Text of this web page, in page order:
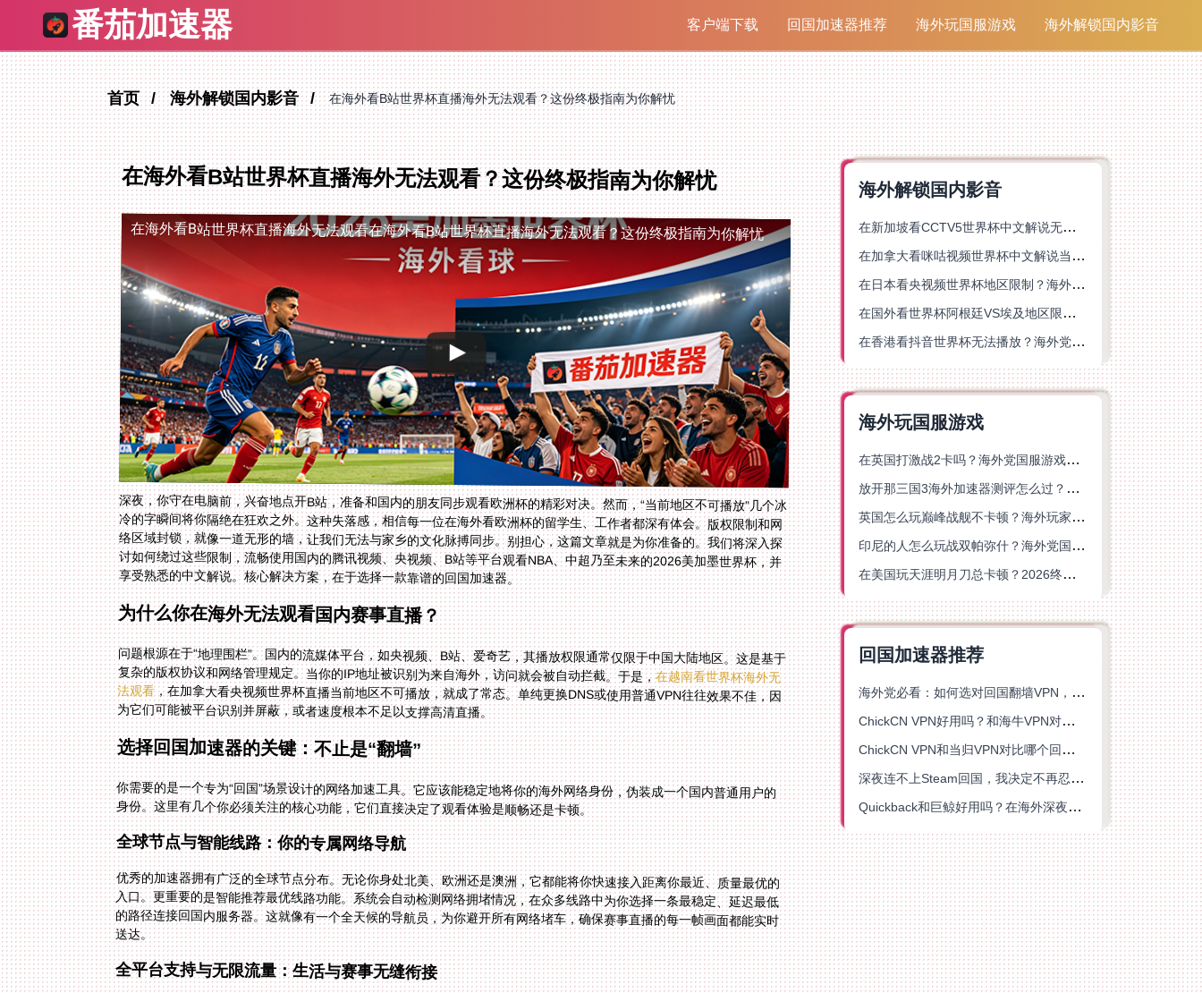
番茄加速器 客户端下载 回国加速器推荐 海外玩国服游戏 海外解锁国内影音
首页 海外解锁国内影音 在海外看B站世界杯直播海外无法观看？这份终极指南为你解忧
在海外看B站世界杯直播海外无法观看？这份终极指南为你解忧
在海外看B站世界杯直播海外无法观看在海外看B站世界杯直播海外无法观看？这份终极指南为你解忧
深夜，你守在电脑前，兴奋地点开B站，准备和国内的朋友同步观看欧洲杯的精彩对决。然而，“当前地区不可播放”几个冰
冷的字瞬间将你隔绝在狂欢之外。这种失落感，相信每一位在海外看欧洲杯的留学生、工作者都深有体会。版权限制和网
络区域封锁，就像一道无形的墙，让我们无法与家乡的文化脉搏同步。别担心，这篇文章就是为你准备的。我们将深入探
讨如何绕过这些限制，流畅使用国内的腾讯视频、央视频、B站等平台观看NBA、中超乃至未来的2026美加墨世界杯，并
享受熟悉的中文解说。核心解决方案，在于选择一款靠谱的回国加速器。
为什么你在海外无法观看国内赛事直播？
问题根源在于“地理围栏”。国内的流媒体平台，如央视频、B站、爱奇艺，其播放权限通常仅限于中国大陆地区。这是基于
复杂的版权协议和网络管理规定。当你的IP地址被识别为来自海外，访问就会被自动拦截。于是，在越南看世界杯海外无
法观看，在加拿大看央视频世界杯直播当前地区不可播放，就成了常态。单纯更换DNS或使用普通VPN往往效果不佳，因
为它们可能被平台识别并屏蔽，或者速度根本不足以支撑高清直播。
选择回国加速器的关键：不止是“翻墙”
你需要的是一个专为“回国”场景设计的网络加速工具。它应该能稳定地将你的海外网络身份，伪装成一个国内普通用户的
身份。这里有几个你必须关注的核心功能，它们直接决定了观看体验是顺畅还是卡顿。
全球节点与智能线路：你的专属网络导航
优秀的加速器拥有广泛的全球节点分布。无论你身处北美、欧洲还是澳洲，它都能将你快速接入距离你最近、质量最优的
入口。更重要的是智能推荐最优线路功能。系统会自动检测网络拥堵情况，在众多线路中为你选择一条最稳定、延迟最低
的路径连接回国内服务器。这就像有一个全天候的导航员，为你避开所有网络堵车，确保赛事直播的每一帧画面都能实时
送达。
全平台支持与无限流量：生活与赛事无缝衔接
海外解锁国内影音
在新加坡看CCTV5世界杯中文解说无法播放？这篇指南帮你解锁海外体育直播自由
在加拿大看咪咕视频世界杯中文解说当前地区不可播放？这篇指南帮你一键解决
在日本看央视频世界杯地区限制？海外党体育赛事观看终极指南
在国外看世界杯阿根廷VS埃及地区限制？这篇指南帮你搞定中文直播+解说
在香港看抖音世界杯无法播放？海外党体育赛事中文直播终极指南
海外玩国服游戏
在英国打激战2卡吗？海外党国服游戏不卡顿的终极解决方案
放开那三国3海外加速器测评怎么过？海外党亲测有效的国服游戏加速指南
英国怎么玩巅峰战舰不卡顿？海外玩家国服游戏加速器终极指南
印尼的人怎么玩战双帕弥什？海外党国服游戏加速避坑指南
在美国玩天涯明月刀总卡顿？2026终极指南：选对加速器让你丝滑连招
回国加速器推荐
海外党必看：如何选对回国翻墙VPN，无缝解锁国内资源？
ChickCN VPN好用吗？和海牛VPN对比哪个回国效果更好？
ChickCN VPN和当归VPN对比哪个回国效果更好？海外党亲测后选了它
深夜连不上Steam回国，我决定不再忍受这数字鸿沟
Quickback和巨鲸好用吗？在海外深夜想刷B站、追爱奇艺的你，或许正需要这份答案